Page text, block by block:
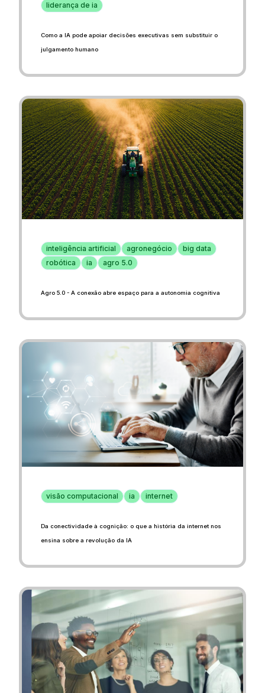
liderança de ia
Como a IA pode apoiar decisões executivas sem substituir o
julgamento humano
inteligência artificial agronegócio
big data
robótica
ia agro 5.0
Agro 5.0 - A conexão abre espaço para a autonomia cognitiva
visão computacional ia internet
Da conectividade à cognição: o que a história da internet nos
ensina sobre a revolução da IA